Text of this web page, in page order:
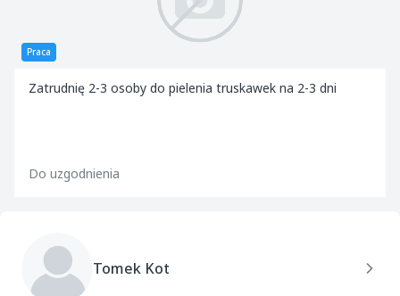
Praca
Zatrudnię 2-3 osoby do pielenia truskawek na 2-3 dni
Do uzgodnienia
Tomek Kot